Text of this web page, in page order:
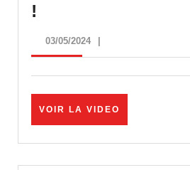
!
balance
tout
sur
Macron
:
03/05/202403/05/2024
VOIR LA VIDEO